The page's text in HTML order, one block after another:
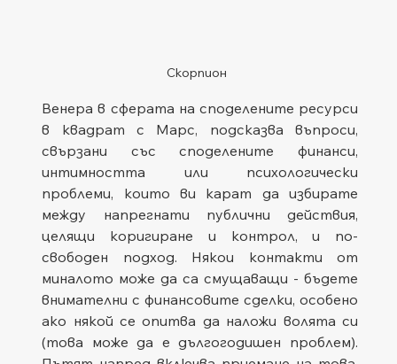
Скорпион
Венера в сферата на споделените ресурси
в квадрат с Марс, подсказва въпроси,
свързани със споделените финанси,
интимността или психологически
проблеми, които ви карат да избирате
между напрегнати публични действия,
целящи коригиране и контрол, и по-
свободен подход. Някои контакти от
миналото може да са смущаващи - бъдете
внимателни с финансовите сделки, особено
ако някой се опитва да наложи волята си
(това може да е дългогодишен проблем).